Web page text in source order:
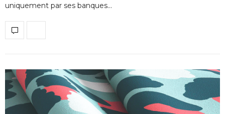
uniquement par ses banques…